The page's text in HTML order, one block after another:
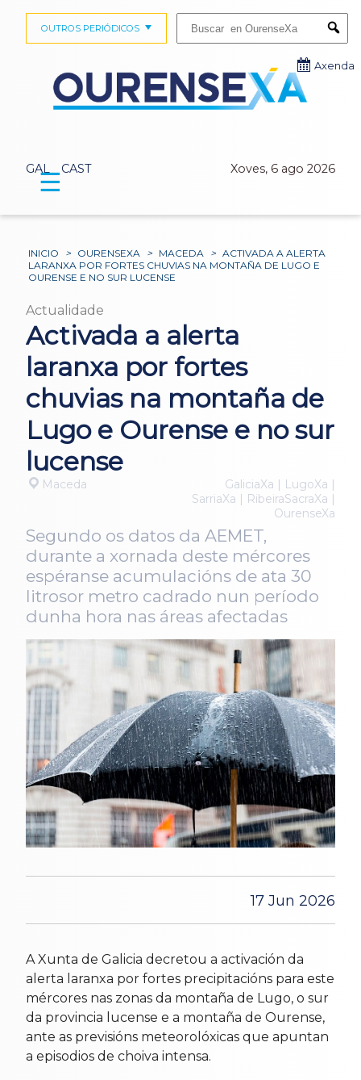
GAL CAST Xoves, 6 ago 2026
OUTROS PERIÓDICOS
Axenda
☰
INICIO > OURENSEXA > MACEDA > ACTIVADA A ALERTA
LARANXA POR FORTES CHUVIAS NA MONTAÑA DE LUGO E
OURENSE E NO SUR LUCENSE
Actualidade
Activada a alerta
laranxa por fortes
chuvias na montaña de
Lugo e Ourense e no sur
lucense
Maceda
GaliciaXa | LugoXa |
SarriaXa | RibeiraSacraXa |
OurenseXa
Segundo os datos da AEMET,
durante a xornada deste mércores
espéranse acumulacións de ata 30
litrosor metro cadrado nun período
dunha hora nas áreas afectadas
17 Jun 2026
A Xunta de Galicia decretou a activación da
alerta laranxa por fortes precipitacións para este
mércores nas zonas da montaña de Lugo, o sur
da provincia lucense e a montaña de Ourense,
ante as previsións meteorolóxicas que apuntan
a episodios de choiva intensa.